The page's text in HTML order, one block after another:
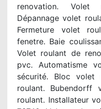
renovation. Volet
Dépannage volet
Fermeture volet
fenetre. Baie
Volet roulant de
pvc. Automatisme
sécurité. Bloc volet
roulant. Bubendorff
roulant. Installateur